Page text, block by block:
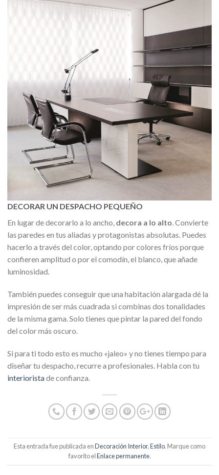
DECORAR UN DESPACHO PEQUEÑO
En lugar de decorarlo a lo ancho, decora a lo alto. Convierte
las paredes en tus aliadas y protagonistas absolutas. Puedes
hacerlo a través del color, optando por colores fríos porque
confieren amplitud o por el comodín, el blanco, que añade
luminosidad.
También puedes conseguir que una habitación alargada dé la
impresión de ser más cuadrada si combinas dos tonalidades
de la misma gama. Solo tienes que pintar la pared del fondo
del color más oscuro.
Si para ti todo esto es mucho «jaleo» y no tienes tiempo para
diseñar tu despacho, recurre a profesionales. Habla con tu
interioristade confianza.
Esta entrada fue publicada enDecoración Interior,Estilo. Marque como
favorito elEnlace permanente.